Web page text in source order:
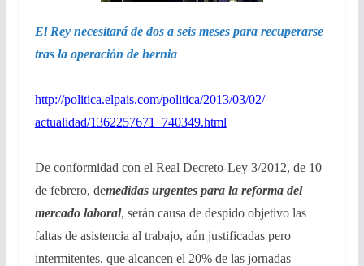
El Rey necesitará de dos a seis meses para recuperarse
tras la operación de hernia
http://politica.elpais.com/politica/2013/03/02/
actualidad/1362257671_740349.html
De conformidad con el Real Decreto-Ley 3/2012, de 10
de febrero, demedidas urgentes para la reforma del
mercado laboral, serán causa de despido objetivo las
faltas de asistencia al trabajo, aún justificadas pero
intermitentes, que alcancen el 20% de las jornadas